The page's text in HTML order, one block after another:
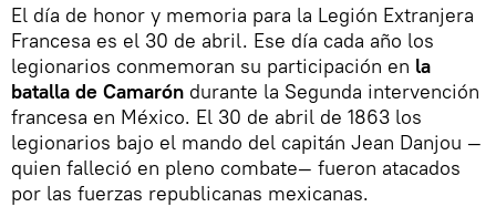
El día de honor y memoria para la Legión Extranjera
Francesa es el 30 de abril. Ese día cada año los
legionarios conmemoran su participación en la
batalla de Camarón durante la Segunda intervención
francesa en México. El 30 de abril de 1863 los
legionarios bajo el mando del capitán Jean Danjou —
quien falleció en pleno combate— fueron atacados
por las fuerzas republicanas mexicanas.